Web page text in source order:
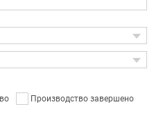
Производство завершено